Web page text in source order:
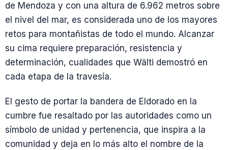
de Mendoza y con una altura de 6.962 metros sobre
el nivel del mar, es considerada uno de los mayores
retos para montañistas de todo el mundo. Alcanzar
su cima requiere preparación, resistencia y
determinación, cualidades que Wälti demostró en
cada etapa de la travesía.
El gesto de portar la bandera de Eldorado en la
cumbre fue resaltado por las autoridades como un
símbolo de unidad y pertenencia, que inspira a la
comunidad y deja en lo más alto el nombre de la